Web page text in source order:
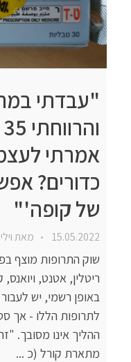
"עבדתי
אמרתי
כדורים?
של קופה'"
15.05.2022 מאת
שוק התרופות מוצף
ריטלין, אטנט,
באופן רשמי, יש
לתרופות הללו - אך
ההליך אינו מסובך.
מתארת קורל (כ ...